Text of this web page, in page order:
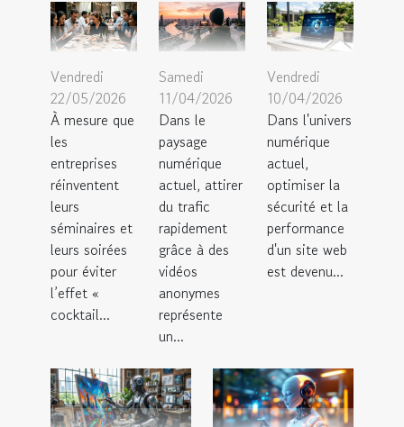
Vendredi
22/05/2026
À mesure que
les
entreprises
réinventent
leurs
séminaires et
leurs soirées
pour éviter
l’effet «
cocktail...
Samedi
11/04/2026
Dans le
paysage
numérique
actuel, attirer
du trafic
rapidement
grâce à des
vidéos
anonymes
représente
un...
Vendredi
10/04/2026
Dans l'univers
numérique
actuel,
optimiser la
sécurité et la
performance
d'un site web
est devenu...